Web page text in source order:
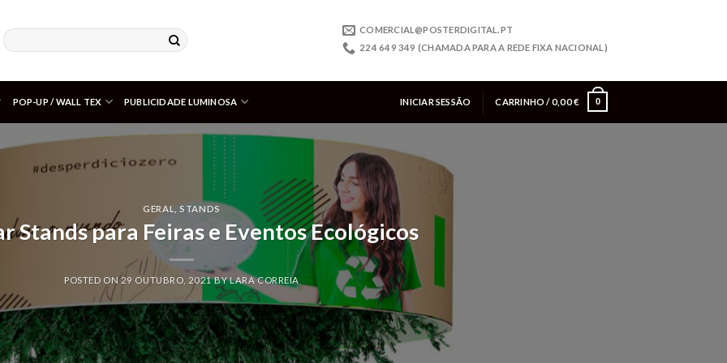
COMERCIAL@POSTERDIGITAL.PT
224 649 349 (CHAMADA PARA A REDE FIXA NACIONAL)
POP-UP / WALL TEX PUBLICIDADE LUMINOSA INICIAR SESSÃO CARRINHO /0,00€ 0
GERAL ,STANDS
Stands para Feiras e Eventos Ecológicos
POSTED ON29 OUTUBRO, 2021BYLARA CORREIA